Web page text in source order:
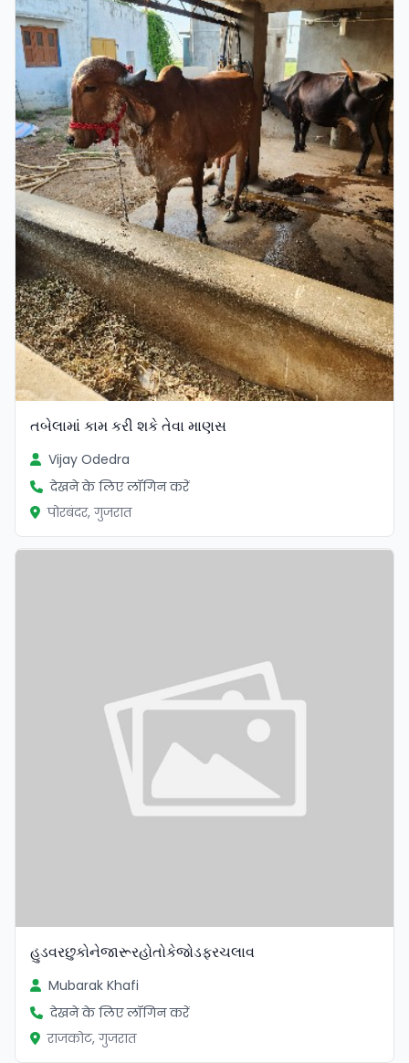
તબેલામાં કામ કરી શકે તેવા માણસ
Vijay Odedra
देखने के लिए लॉगिन करें
पोरबंदर, गुजरात
હુડવરછુકોનેજારૂરહોતોકેજોડફરચલાવ
Mubarak Khafi
देखने के लिए लॉगिन करें
राजकोट, गुजरात